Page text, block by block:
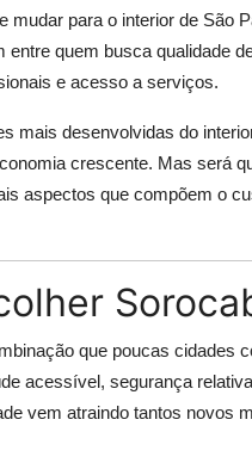
mudar para o interior de São
entre quem busca qualidade
e acesso a serviços.
mais desenvolvidas do
crescente. Mas será
aspectos que compõem o
que poucas cidades
acessível, segurança
vem atraindo tantos novos